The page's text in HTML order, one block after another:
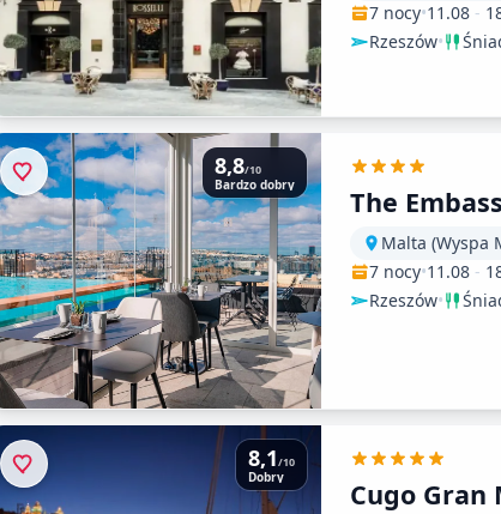
7 nocy•11.08 -
Rzeszów•
8,8/10
Bardzo dobry The
Malta (Wyspa
7 nocy•11.08 -
Rzeszów•
8,1/10
Dobry
Cugo Gran